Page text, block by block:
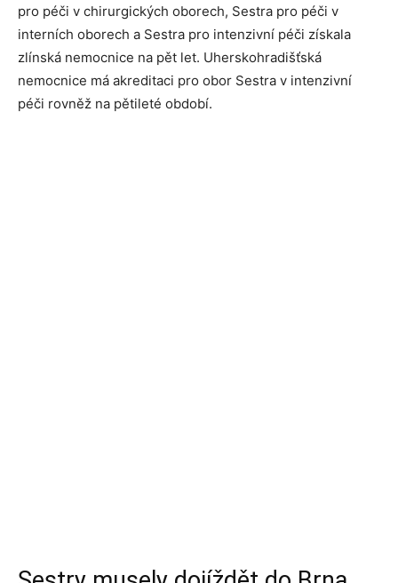
pro péči v chirurgických oborech, Sestra pro péči v
interních oborech a Sestra pro intenzivní péči získala
zlínská nemocnice na pět let. Uherskohradišťská
nemocnice má akreditaci pro obor Sestra v intenzivní
péči rovněž na pětileté období.